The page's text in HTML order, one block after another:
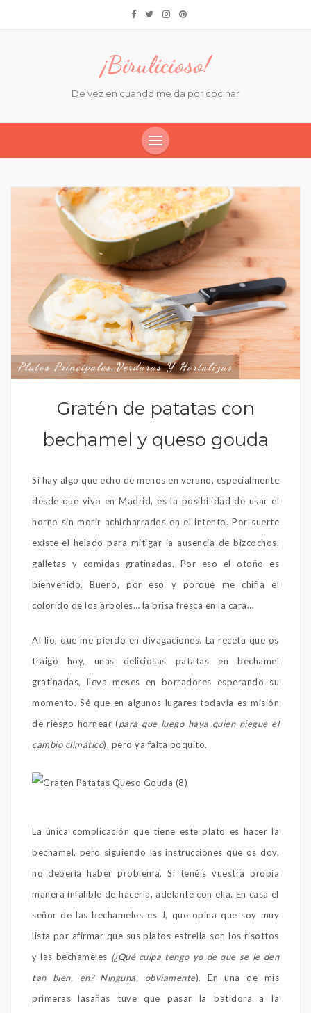
¡Birulicioso!
De vez en cuando me da por cocinar
Platos Principales,Verduras Y Hortalizas
Gratén de patatas con
bechamel y queso gouda
Si hay algo que echo de menos en verano, especialmente
desde que vivo en Madrid, es la posibilidad de usar el
horno sin morir achicharrados en el intento. Por suerte
existe el helado para mitigar la ausencia de bizcochos,
galletas y comidas gratinadas. Por eso el otoño es
bienvenido. Bueno, por eso y porque me chifla el
colorido de los árboles… la brisa fresca en la cara…
Al lío, que me pierdo en divagaciones. La receta que os
traigo hoy, unas deliciosas patatas en bechamel
gratinadas, lleva meses en borradores esperando su
momento. Sé que en algunos lugares todavía es misión
de riesgo hornear (para que luego haya quien niegue el
cambio climático), pero ya falta poquito.
La única complicación que tiene este plato es hacer la
bechamel, pero siguiendo las instrucciones que os doy,
no debería haber problema. Si tenéis vuestra propia
manera infalible de hacerla, adelante con ella. En casa el
señor de las bechameles es J, que opina que soy muy
lista por afirmar que sus platos estrella son los risottos
y las bechameles (¿Qué culpa tengo yo de que se le den
tan bien, eh? Ninguna, obviamente). En una de mis
primeras lasañas tuve que pasar la batidora a la